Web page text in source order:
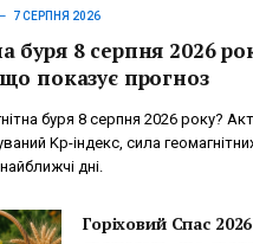
7 СЕРПНЯ 2026
буря 8 серпня 2026
показує прогноз
буря 8 серпня 2026 року?
Kp-індекс, сила
дні.
Горіховий Спас